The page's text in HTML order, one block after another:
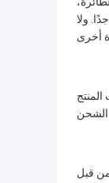
ولا
الشحن
من قبل